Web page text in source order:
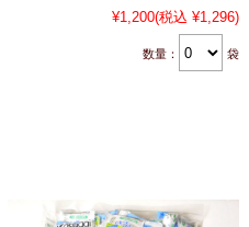
¥1,200(税込 ¥1,296)
数量： 袋